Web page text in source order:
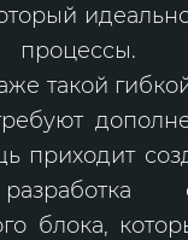
такой
приходит
блока,